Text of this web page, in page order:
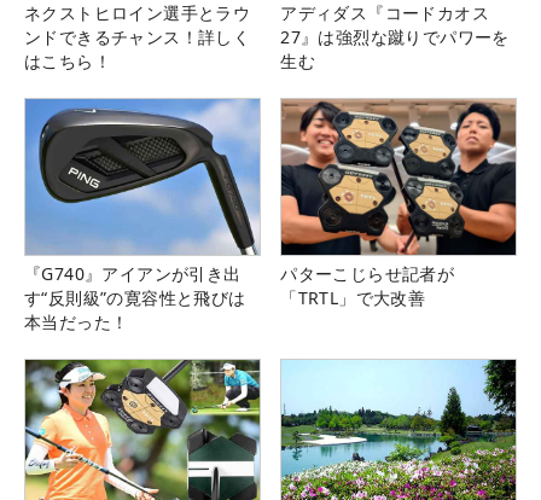
ネクストヒロイン選手とラウ
ンドできるチャンス！詳しく
はこちら！
アディダス『コードカオス
27』は強烈な蹴りでパワーを
生む
『G740』アイアンが引き出
す“反則級”の寛容性と飛びは
本当だった！
パターこじらせ記者が
「TRTL」で大改善